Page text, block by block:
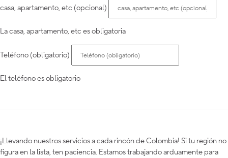
casa, apartamento, etc (opcional)
La casa, apartamento, etc es obligatoria
Teléfono (obligatorio)
El teléfono es obligatorio
¡Llevando nuestros servicios a cada rincón de Colombia! Si tu región no
figura en la lista, ten paciencia. Estamos trabajando arduamente para